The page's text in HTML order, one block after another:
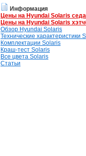
Информация
Цены на Hyundai Solaris
Цены на Hyundai Solaris
Обзор Hyundai Solaris
Технические характеристики
Комплектации Solaris
Краш-тест Solaris
Все цвета Solaris
Статьи